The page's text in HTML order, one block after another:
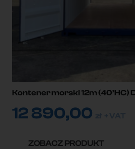
Kontener morski 12m (40’HC)
12 890,00
ZOBACZ PRODUKT